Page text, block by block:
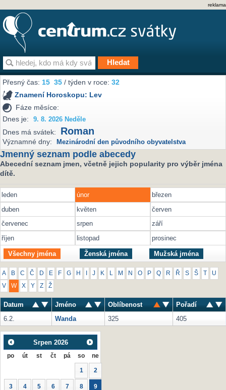
reklama
Přesný čas:15 35 / týden v roce:32
Znamení Horoskopu: Lev
Fáze měsíce:
Dnes je:
9. 8. 2026 Neděle
Dnes má svátek: Roman
Významné dny: Mezinárodní den původního obyvatelstva
Jmenný seznam podle abecedy
Abecední seznam jmen, včetně jejich popularity pro výběr jména
dítě.
leden únor
březen
duben
květen
červen
červenec
srpen
září
říjen
listopad prosinec
Všechny jména Ženská jména Mužská jména
A B C Č D E F G H J K M N O P Q R Ř S Š U
V W X Y Z Ž
Datum Jméno Oblíbenost
Pořadí
6.2.
Wanda 325 405
Srpen 2026
po út st čt pá so ne
1 2
3 4 5 6 7 8 9